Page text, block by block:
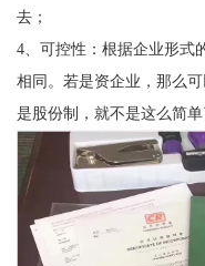
去；
4、可控性：根据企业形式
相同。若是资企业，那么
是股份制，就不是这么简单